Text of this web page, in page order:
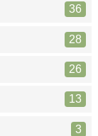
36
28
26
13
3